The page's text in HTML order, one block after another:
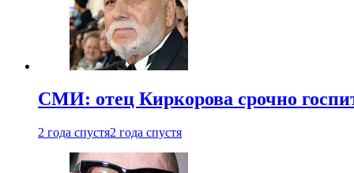
СМИ: отец Киркорова срочно
2 года спустя2 года спустя